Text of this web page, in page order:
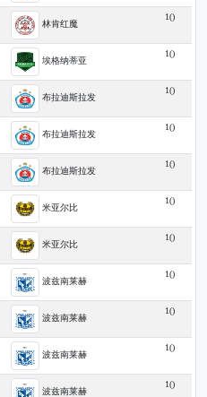
林肯红魔
1()
埃格纳蒂亚
1()
布拉迪斯拉发
1()
布拉迪斯拉发
1()
布拉迪斯拉发
1()
米亚尔比
1()
米亚尔比
1()
波兹南莱赫
1()
波兹南莱赫
1()
波兹南莱赫
1()
波兹南莱赫
1()